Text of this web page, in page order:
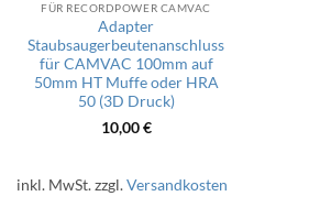
FÜR RECORDPOWER CAMVAC
Adapter
Staubsaugerbeutenanschluss
für CAMVAC 100mm auf
50mm HT Muffe oder HRA
50 (3D Druck)
10,00€
inkl. MwSt.zzgl.Versandkosten